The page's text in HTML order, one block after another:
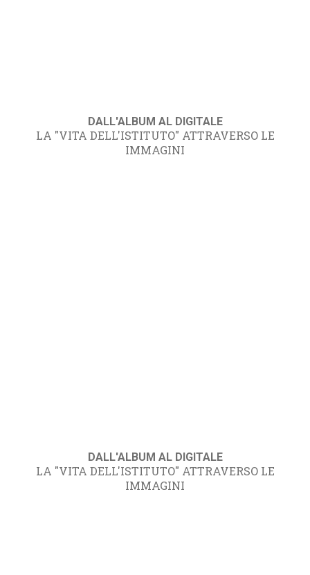
DALL'ALBUM AL DIGITALE
LA "VITA DELL'ISTITUTO" ATTRAVERSO LE
IMMAGINI
DALL'ALBUM AL DIGITALE
LA "VITA DELL'ISTITUTO" ATTRAVERSO LE
IMMAGINI